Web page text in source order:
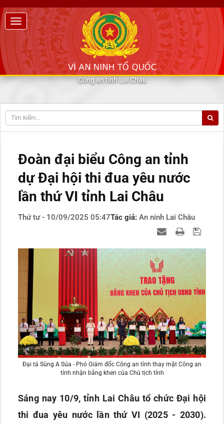
Công an tỉnh Lai Châu
Đoàn đại biểu Công an tỉnh
dự Đại hội thi đua yêu nước
lần thứ VI tỉnh Lai Châu
Thứ tư - 10/09/2025 05:47Tác giả: An ninh Lai Châu
Đại tá Sùng A Súa - Phó Giám đốc Công an tỉnh thay mặt Công an
tỉnh nhận bằng khen của Chủ tịch tỉnh
Sáng nay 10/9, tỉnh Lai Châu tổ chức Đại hội
thi đua yêu nước lần thứ VI (2025 - 2030).